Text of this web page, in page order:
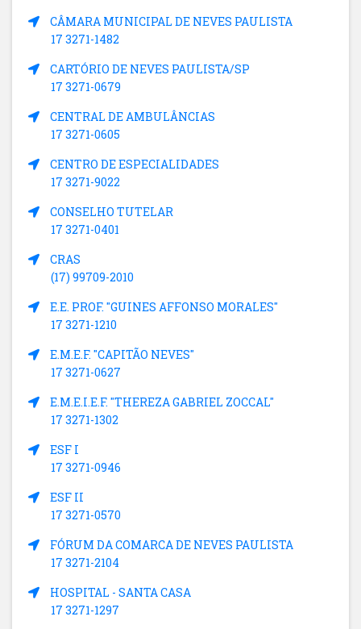
CÂMARA MUNICIPAL DE NEVES PAULISTA
17 3271-1482
CARTÓRIO DE NEVES PAULISTA/SP
17 3271-0679
CENTRAL DE AMBULÂNCIAS
17 3271-0605
CENTRO DE ESPECIALIDADES
17 3271-9022
CONSELHO TUTELAR
17 3271-0401
CRAS
(17) 99709-2010
E.E. PROF. "GUINES AFFONSO MORALES"
17 3271-1210
E.M.E.F. "CAPITÃO NEVES"
17 3271-0627
E.M.E.I.E.F. "THEREZA GABRIEL ZOCCAL"
17 3271-1302
ESF I
17 3271-0946
ESF II
17 3271-0570
FÓRUM DA COMARCA DE NEVES PAULISTA
17 3271-2104
HOSPITAL - SANTA CASA
17 3271-1297